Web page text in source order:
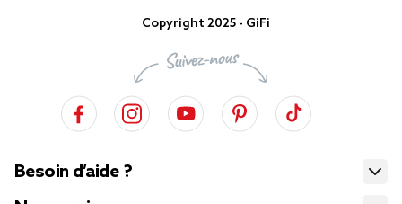
Copyright 2025 - GiFi
Besoin d’aide ?